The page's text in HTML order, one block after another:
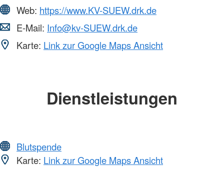
Web: https://www.KV-SUEW.drk.de
E-Mail: Info@kv-SUEW.drk.de
Karte: Link zur Google Maps Ansicht
Dienstleistungen
Blutspende
Karte: Link zur Google Maps Ansicht